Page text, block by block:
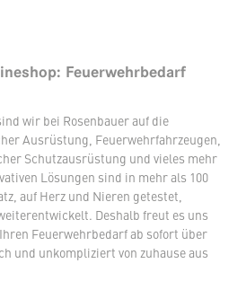
Feuerwehrbedarf
wir bei Rosenbauer auf die
Ausrüstung, Feuerwehrfahrzeugen,
Schutzausrüstung und vieles mehr
Lösungen sind in mehr als 100
auf Herz und Nieren getestet,
Deshalb freut es uns
Feuerwehrbedarf ab sofort über
und unkompliziert von zuhause aus